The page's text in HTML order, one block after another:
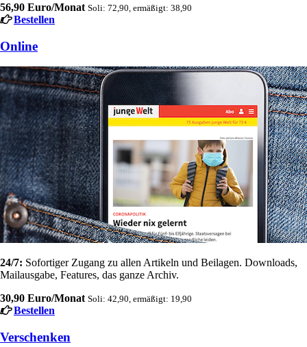
56,90 Euro/Monat Soli: 72,90, ermäßigt: 38,90
Bestellen
Online
24/7: Sofortiger Zugang zu allen Artikeln und Beilagen. Downloads,
Mailausgabe, Features, das ganze Archiv.
30,90 Euro/Monat Soli: 42,90, ermäßigt: 19,90
Bestellen
Verschenken